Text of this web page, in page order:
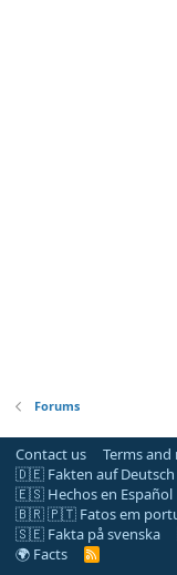
Forums
Contact us Terms and
🇩🇪 Fakten auf Deutsch
🇪🇸 Hechos en Español
🇧🇷 🇵🇹 Fatos em
🇸🇪 Fakta på svenska
🌍 Facts
R